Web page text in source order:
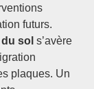
futurs.
sol s’avère
plaques. Un